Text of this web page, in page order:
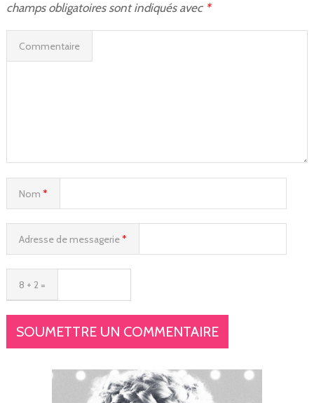
champs obligatoires sont indiqués avec *
Commentaire
Nom *
Adresse de messagerie*
8 + 2 =